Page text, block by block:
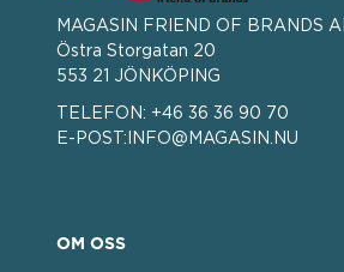
MAGASIN FRIEND OF BRANDS
Östra Storgatan 20
553 21 JÖNKÖPING
TELEFON: +46 36 36 90 70
E-POST: INFO@MAGASIN.NU
OM OSS